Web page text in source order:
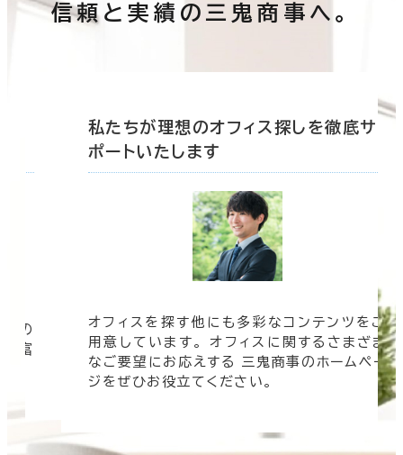
信頼と実績の三鬼商事へ。
の
豊富
私たちが理想のオフィス探しを徹底サ
ポートいたします
オフィスを探す他にも多彩なコンテンツをご
用意しています。 オフィスに関するさまざま
なご要望にお応えする 三鬼商事のホームペー
ジをぜひお役立てください。